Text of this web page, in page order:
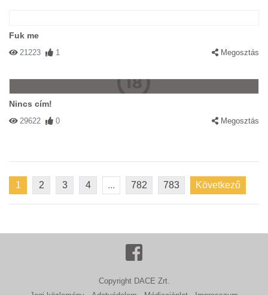
Fuk me
21223 1 Megosztás
Nincs cím!
29622 0 Megosztás
1 2 3 4 ... 782 783 Következő
Copyright DACE Zrt.